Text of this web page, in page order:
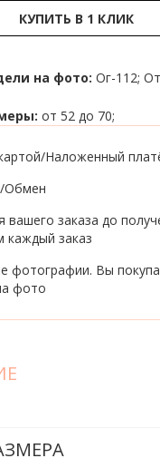
КУПИТЬ В 1 КЛИК
на фото: Ог-112;
от 52 до 70;
Наложенный
Обмен
вашего заказа до
каждый заказ
фотографии. Вы
фото